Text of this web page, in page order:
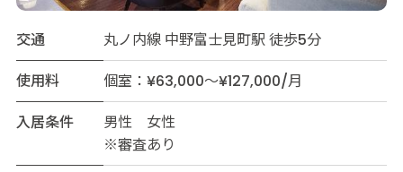
交通
丸ノ内線 中野富士見町駅 徒歩5分
使用料
個室：¥63,000～¥127,000/月
入居条件
男性 女性
※審査あり